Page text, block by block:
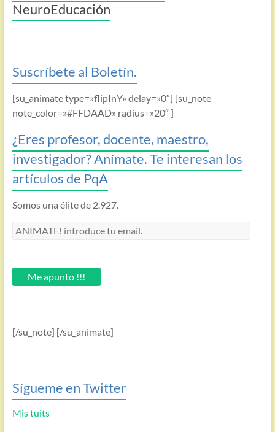
NeuroEducación
Suscríbete al Boletín.
[su_animate type=»flipInY» delay=»0″] [su_note
note_color=»#FFDAAD» radius=»20″ ]
¿Eres profesor, docente, maestro,
investigador? Anímate. Te interesan los
artículos de PqA
Somos una élite de 2.927.
ANIMATE!
email.Me apunto !!!
[/su_note] [/su_animate]
Sígueme en Twitter
Mis tuits